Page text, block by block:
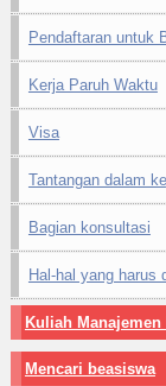
Pendaftaran untuk
Kerja Paruh Waktu
Visa
Tantangan dalam
Bagian konsultasi
Hal-hal yang harus
Kuliah
Mencari beasiswa